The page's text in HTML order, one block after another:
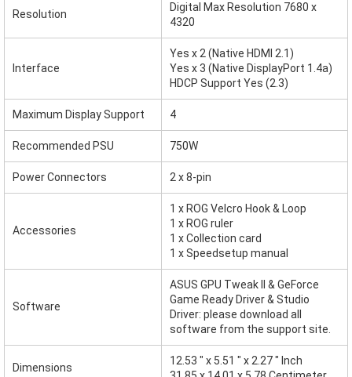
Resolution
Digital Max Resolution 7680 x
4320
Interface
Yes x 2 (Native HDMI 2.1)
Yes x 3 (Native DisplayPort 1.4a)
HDCP Support Yes (2.3)
Maximum Display Support 4
Recommended PSU 750W
Power Connectors 2 x 8-pin
Accessories
1 x ROG Velcro Hook & Loop
1 x ROG ruler
1 x Collection card
1 x Speedsetup manual
Software
ASUS GPU Tweak II & GeForce
Game Ready Driver & Studio
Driver: please download all
software from the support site.
Dimensions
12.53 " x 5.51 " x 2.27 " Inch